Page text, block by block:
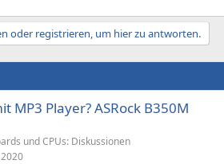
oder registrieren, um hier zu antworten.
MP3 Player? ASRock B350M
und CPUs: Diskussionen